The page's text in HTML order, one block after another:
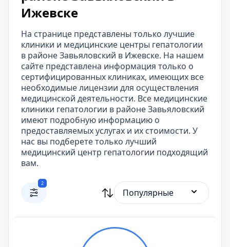
Ижевске
На странице представлены только лучшие
клиники и медицинские центры гепатологии
в районе Завьяловский в Ижевске. На нашем
сайте представлена информация только о
сертифицированных клиниках, имеющих все
необходимые лицензии для осуществления
медицинской деятельности. Все медицинские
клиники гепатологии в районе Завьяловский
имеют подробную информацию о
предоставляемых услугах и их стоимости. У
нас вы подберете только лучший
медицинский центр гепатологии подходящий
вам.
2
Популярные